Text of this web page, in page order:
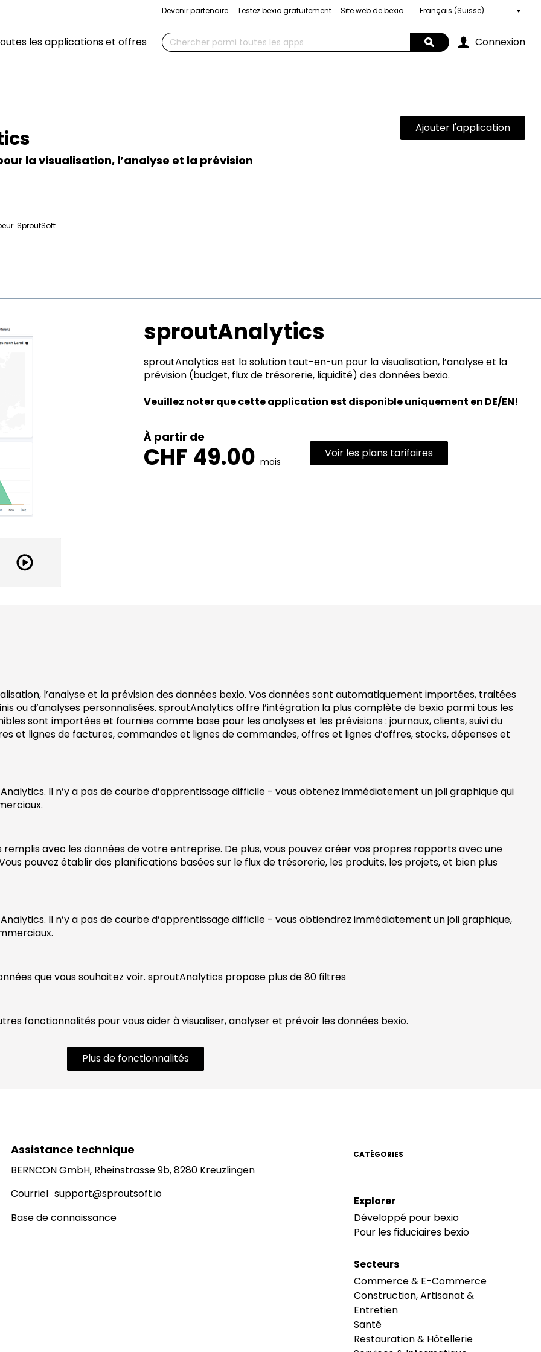
Devenir partenaire Testez bexio gratuitement Site web de bexio
Choose
language
les applications et offres Chercher
Search Connexion
la visualisation, l’analyse et la prévision
SproutSoft
Ajouter l'application
Regarder
sproutAnalytics
sproutAnalytics est la solution tout-en-un pour la visualisation, l’analyse et la
prévision (budget, flux de trésorerie, liquidité) des données bexio.
Veuillez noter que cette application est disponible uniquement en DE/EN!
À partir de
CHF 49.00 mois
Voir les plans tarifaires
l’analyse et la prévision des données bexio. Vos données sont automatiquement importées, traitées
ou d’analyses personnalisées. sproutAnalytics offre l’intégration la plus complète de bexio parmi tous les
sont importées et fournies comme base pour les analyses et les prévisions : journaux, clients, suivi du
et lignes de factures, commandes et lignes de commandes, offres et lignes d’offres, stocks, dépenses et
Il n’y a pas de courbe d’apprentissage difficile - vous obtenez immédiatement un joli graphique qui
remplis avec les données de votre entreprise. De plus, vous pouvez créer vos propres rapports avec une
pouvez établir des planifications basées sur le flux de trésorerie, les produits, les projets, et bien plus
Il n’y a pas de courbe d’apprentissage difficile - vous obtiendrez immédiatement un joli graphique,
que vous souhaitez voir. sproutAnalytics propose plus de 80 filtres
fonctionnalités pour vous aider à visualiser, analyser et prévoir les données bexio.
Plus de fonctionnalités
Assistance technique
BERNCON GmbH, Rheinstrasse 9b, 8280 Kreuzlingen
Courriel support@sproutsoft.io
Base de connaissance
CATÉGORIES
Explorer
Développé pour bexio
Pour les fiduciaires bexio
Secteurs
Commerce & E-Commerce
Construction, Artisanat &
Entretien
Santé
Restauration & Hôtellerie